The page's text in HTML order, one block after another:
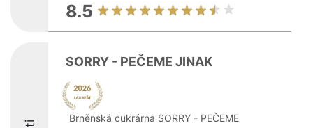
8.5
SORRY - PEČEME JINAK
Brněnská cukrárna SORRY - PEČEME